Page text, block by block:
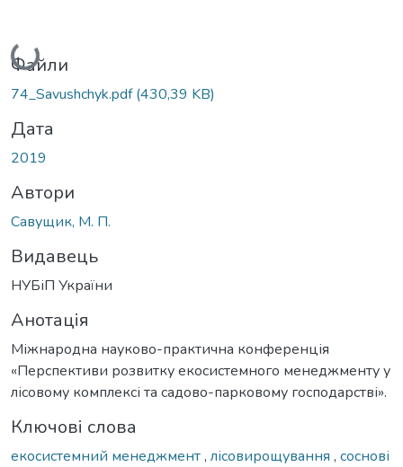
Вантажиться...
Файли
74_Savushchyk.pdf(430,39 KB)
Дата
2019
Автори
Савущик, М. П.
Видавець
НУБіП України
Анотація
Міжнародна науково-практична конференція
«Перспективи розвитку екосистемного менеджменту у
лісовому комплексі та садово-парковому господарстві».
Ключові слова
екосистемний менеджмент, лісовирощування , соснові